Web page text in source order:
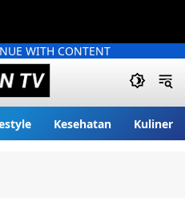
WITH CONTENT
Kesehatan Kuliner